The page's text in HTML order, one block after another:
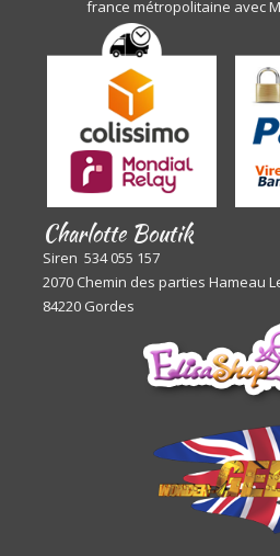
france métropolitaine avec
Charlotte Boutik
Siren 534 055 157
2070 Chemin des parties Hameau
84220 Gordes